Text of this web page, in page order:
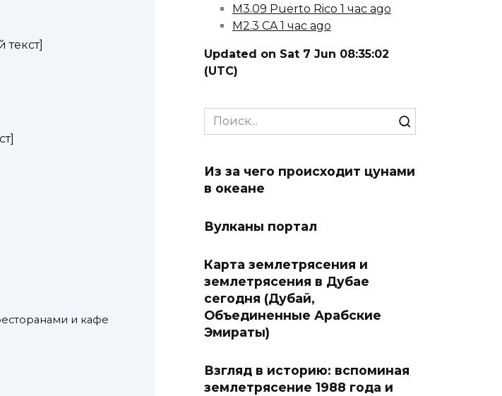
и кафе
M3.09 Puerto Rico 1 час ago
M2.3 CA 1 час ago
Updated on Sat 7 Jun 08:35:02
(UTC)
Search
for:
Из за чего происходит цунами
в океане
Вулканы портал
Карта землетрясения и
землетрясения в Дубае
сегодня (Дубай,
Объединенные Арабские
Эмираты)
Взгляд в историю: вспоминая
землетрясение 1988 года и